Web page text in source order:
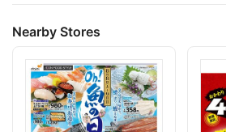
Nearby Stores